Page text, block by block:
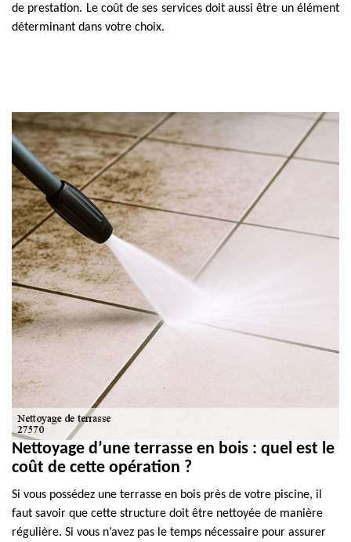
de prestation. Le coût de ses services doit aussi être un élément
déterminant dans votre choix.
Nettoyage d’une terrasse en bois : quel est le
coût de cette opération ?
Si vous possédez une terrasse en bois près de votre piscine, il
faut savoir que cette structure doit être nettoyée de manière
régulière. Si vous n’avez pas le temps nécessaire pour assurer